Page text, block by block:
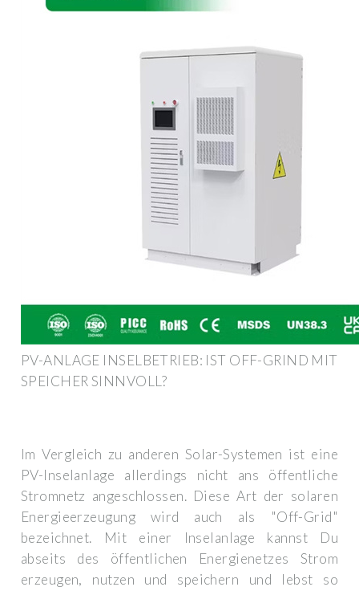
PV-ANLAGE INSELBETRIEB: IST OFF-GRIND MIT
SPEICHER SINNVOLL?
Im Vergleich zu anderen Solar-Systemen ist eine
PV-Inselanlage allerdings nicht ans öffentliche
Stromnetz angeschlossen. Diese Art der solaren
Energieerzeugung wird auch als "Off-Grid"
bezeichnet. Mit einer Inselanlage kannst Du
abseits des öffentlichen Energienetzes Strom
erzeugen, nutzen und speichern und lebst so